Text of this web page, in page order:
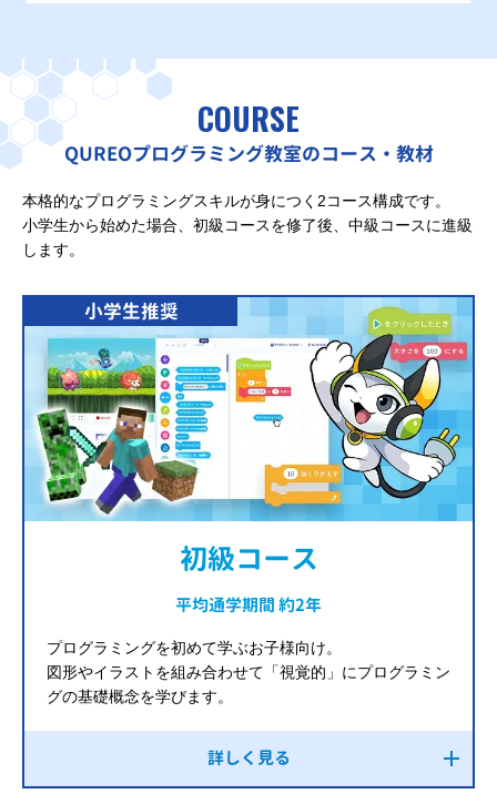
COURSE
QUREOプログラミング教室のコース・教材
本格的なプログラミングスキルが身につく2コース構成です。
小学生から始めた場合、初級コースを修了後、中級コースに進級
します。
小学生推奨
初級コース
平均通学期間 約2年
プログラミングを初めて学ぶお子様向け。
図形やイラストを組み合わせて「視覚的」にプログラミン
グの基礎概念を学びます。
詳しく見る